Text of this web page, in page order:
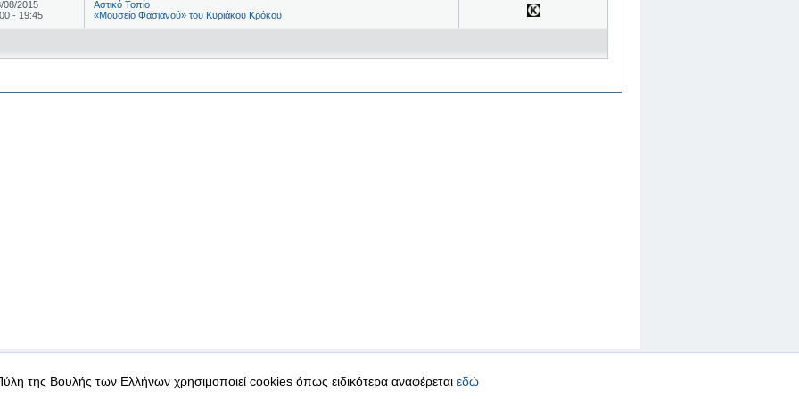
08/2015
- 19:45
Αστικό Τοπίο
«Μουσείο Φασιανού» του Κυριάκου Κρόκου
δεδομένα |Ασφάλεια & Πρόσβαση
της Βουλής των Ελλήνων χρησιμοποιεί cookies όπως ειδικότερα αναφέρεται εδώ